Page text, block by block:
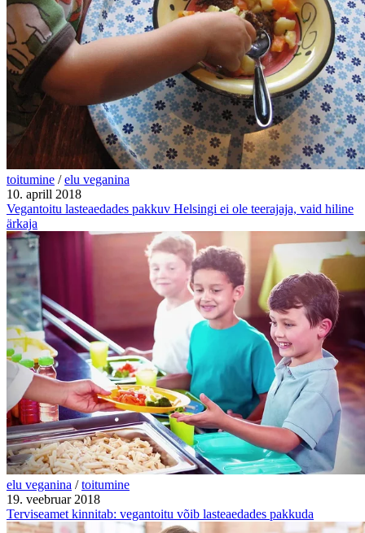
toitumine / elu veganina
10. aprill 2018
Vegantoitu lasteaedades pakkuv Helsingi ei ole teerajaja, vaid hiline
ärkaja
elu veganina / toitumine
19. veebruar 2018
Terviseamet kinnitab: vegantoitu võib lasteaedades pakkuda